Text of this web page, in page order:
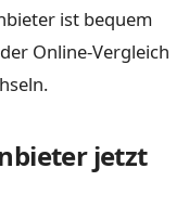
ist bequem
Online-Vergleich
jetzt